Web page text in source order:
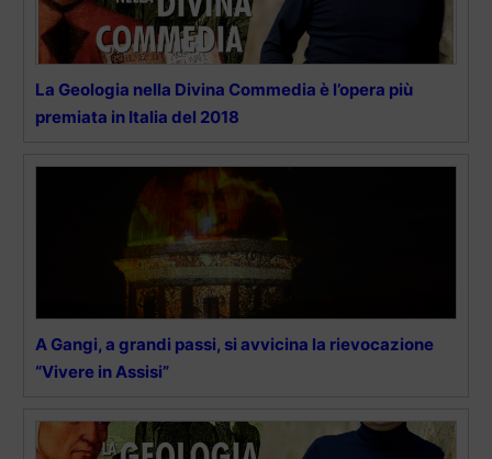
La Geologia nella Divina Commedia è l’opera più
premiata in Italia del 2018
A Gangi, a grandi passi, si avvicina la rievocazione
“Vivere in Assisi”